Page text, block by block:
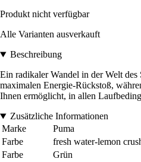
Produkt nicht verfügbar
Alle Varianten ausverkauft
Beschreibung
Ein radikaler Wandel in der Welt
maximalen Energie-Rückstoß,
Ihnen ermöglicht, in allen
Zusätzliche Informationen
Marke
Puma
Farbe
fresh water-lemon
Farbe
Grün